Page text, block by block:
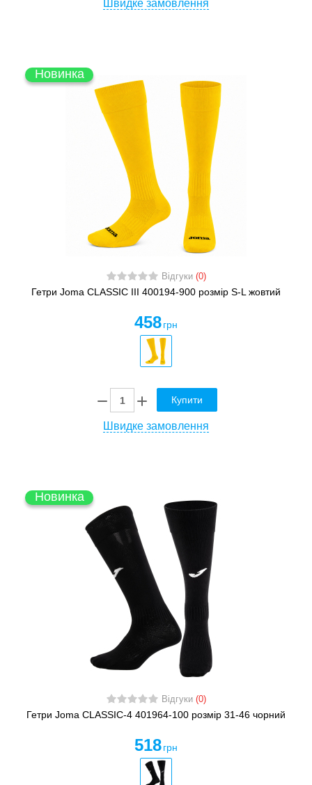
Швидке замовлення
Новинка
Відгуки (0)
Гетри Joma CLASSIC III 400194-900 розмір S-L жовтий
458 грн
Купити
Швидке замовлення
Новинка
Відгуки (0)
Гетри Joma CLASSIC-4 401964-100 розмір 31-46 чорний
518 грн